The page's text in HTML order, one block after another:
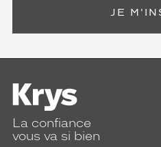
JE
La confiance
vous va si bien